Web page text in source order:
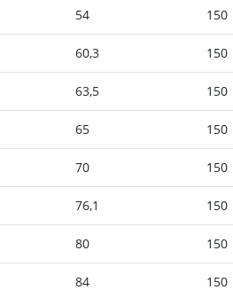
54 150
60,3 150
63,5 150
65 150
70 150
76,1 150
80 150
84 150